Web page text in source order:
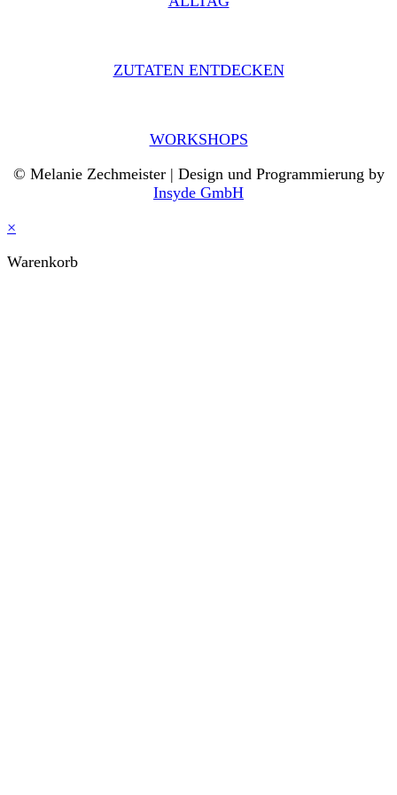
ZUTATEN ENTDECKEN
WORKSHOPS
© Melanie Zechmeister | Design und Programmierung by
Insyde GmbH
×
Warenkorb